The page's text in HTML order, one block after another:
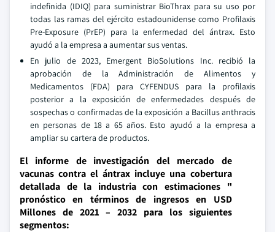
indefinida (IDIQ) para suministrar BioThrax para su uso por
todas las ramas del ejército estadounidense como Profilaxis
Pre-Exposure (PrEP) para la enfermedad del ántrax. Esto
ayudó a la empresa a aumentar sus ventas.
En julio de 2023, Emergent BioSolutions Inc. recibió la
aprobación de la Administración de Alimentos y
Medicamentos (FDA) para CYFENDUS para la profilaxis
posterior a la exposición de enfermedades después de
sospechas o confirmadas de la exposición a Bacillus anthracis
en personas de 18 a 65 años. Esto ayudó a la empresa a
ampliar su cartera de productos.
El informe de investigación del mercado de
vacunas contra el ántrax incluye una cobertura
detallada de la industria con estimaciones "
pronóstico en términos de ingresos en USD
Millones de 2021 – 2032 para los siguientes
segmentos: